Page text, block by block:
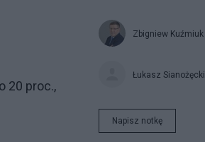
20 proc.,
Zbigniew Kuźmiuk
Łukasz Sianożęcki
Napisz notkę